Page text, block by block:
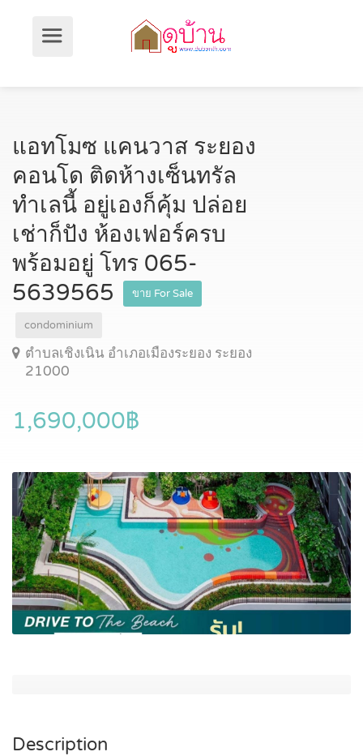
แอทโมซ แคนวาส ระยอง
คอนโด ติดห้างเซ็นทรัล
ทำเลนี้ อยู่เองก็คุ้ม ปล่อย
เช่าก็ปัง ห้องเฟอร์ครบ
พร้อมอยู่ โทร 065-
5639565
ขาย For Sale
condominium
ตำบลเชิงเนิน อำเภอเมืองระยอง ระยอง
21000
1,690,000฿
Description